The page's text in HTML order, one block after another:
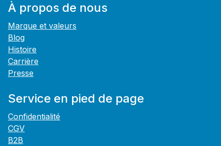
À propos de nous
Marque et valeurs
Blog
Histoire
Carrière
Presse
Service en pied de page
Confidentialité
CGV
B2B